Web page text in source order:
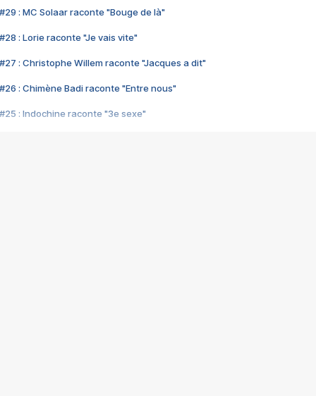
#29 : MC Solaar raconte "Bouge de là"
#28 : Lorie raconte "Je vais vite"
#27 : Christophe Willem raconte "Jacques a dit"
#26 : Chimène Badi raconte "Entre nous"
#25 : Indochine raconte "3e sexe"